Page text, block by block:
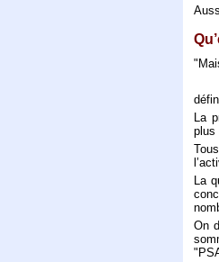
La
plus
La
On